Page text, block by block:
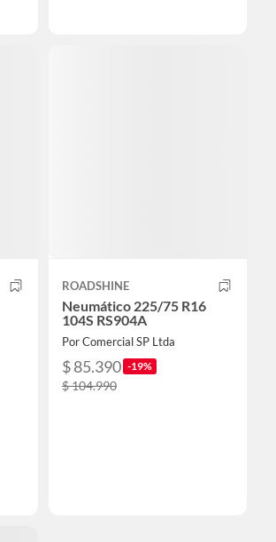
ROADSHINE
Neumático 225/75 R16
104S RS904A
Por Comercial SP Ltda
$ 85.390 -19%
$ 104.990